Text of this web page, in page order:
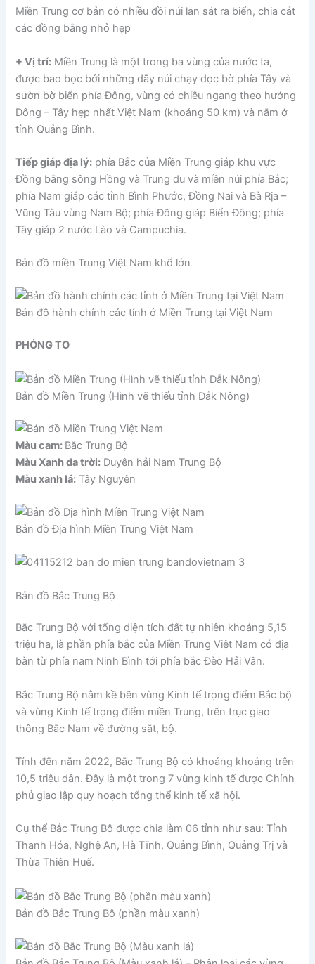
Miền Trung cơ bản có nhiều đồi núi lan sát ra biển, chia cắt
các đồng bằng nhỏ hẹp
+ Vị trí: Miền Trung là một trong ba vùng của nước ta,
được bao bọc bởi những dãy núi chạy dọc bờ phía Tây và
sườn bờ biển phía Đông, vùng có chiều ngang theo hướng
Đông – Tây hẹp nhất Việt Nam (khoảng 50 km) và nằm ở
tỉnh Quảng Bình.
Tiếp giáp địa lý: phía Bắc của Miền Trung giáp khu vực
Đồng bằng sông Hồng và Trung du và miền núi phía Bắc;
phía Nam giáp các tỉnh Bình Phước, Đồng Nai và Bà Rịa –
Vũng Tàu vùng Nam Bộ; phía Đông giáp Biển Đông; phía
Tây giáp 2 nước Lào và Campuchia.
Bản đồ miền Trung Việt Nam khổ lớn
Bản đồ hành chính các tỉnh ở Miền Trung tại Việt Nam
PHÓNG TO
Bản đồ Miền Trung (Hình vẽ thiếu tỉnh Đắk Nông)
Màu cam: Bắc Trung Bộ
Màu Xanh da trời: Duyên hải Nam Trung Bộ
Màu xanh lá: Tây Nguyên
Bản đồ Địa hình Miền Trung Việt Nam
Bản đồ Bắc Trung Bộ
Bắc Trung Bộ với tổng diện tích đất tự nhiên khoảng 5,15
triệu ha, là phần phía bắc của Miền Trung Việt Nam có địa
bàn từ phía nam Ninh Bình tới phía bắc Đèo Hải Vân.
Bắc Trung Bộ nằm kề bên vùng Kinh tế trọng điểm Bắc bộ
và vùng Kinh tế trọng điểm miền Trung, trên trục giao
thông Bắc Nam về đường sắt, bộ.
Tính đến năm 2022, Bắc Trung Bộ có khoảng khoảng trên
10,5 triệu dân. Đây là một trong 7 vùng kinh tế được Chính
phủ giao lập quy hoạch tổng thể kinh tế xã hội.
Cụ thể Bắc Trung Bộ được chia làm 06 tỉnh như sau: Tỉnh
Thanh Hóa, Nghệ An, Hà Tĩnh, Quảng Bình, Quảng Trị và
Thừa Thiên Huế.
Bản đồ Bắc Trung Bộ (phần màu xanh)